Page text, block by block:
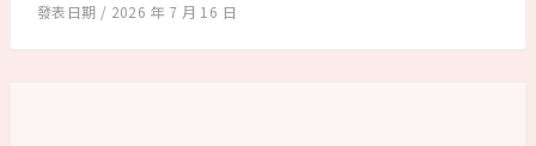
2026 年 7 月 16 日